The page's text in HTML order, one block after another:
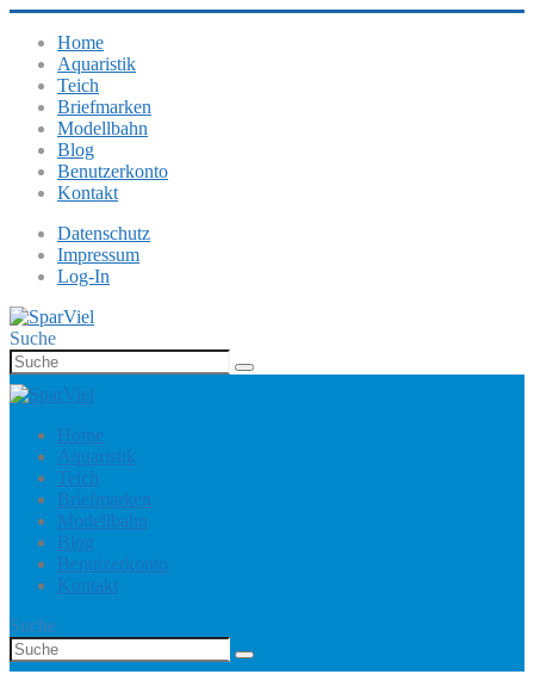
Home
Aquaristik
Teich
Briefmarken
Modellbahn
Blog
Benutzerkonto
Kontakt
Datenschutz
Impressum
Log-In
Suche
Home
Aquaristik
Teich
Briefmarken
Modellbahn
Blog
Benutzerkonto
Kontakt
Suche